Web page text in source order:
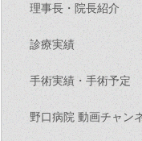
理事長・院長紹介
診療実績
手術実績・手術予定
野口病院 動画チャン